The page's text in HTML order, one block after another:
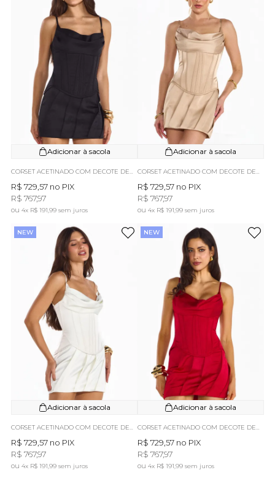
Adicionar à sacola
CORSET ACETINADO COM DECOTE DEGAGÊ PRETO JULIA
R$ 729,57 no PIX
R$ 767,97
4x R$ 191,99sem juros
Adicionar à sacola
CORSET ACETINADO COM DECOTE DEGAGÊ BEGE JULIA
R$ 729,57 no PIX
R$ 767,97
4x R$ 191,99 sem juros
NEW
Adicionar à sacola
CORSET ACETINADO COM DECOTE DEGAGÊ OFF WHITE JULIA
R$ 729,57 no PIX
R$ 767,97
4x R$ 191,99sem juros
NEW
Adicionar à sacola
CORSET ACETINADO COM DECOTE DEGAGÊ VERMELHO JULIA
R$ 729,57 no PIX
R$ 767,97
4x R$ 191,99 sem juros